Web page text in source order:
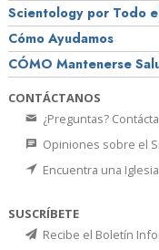
Scientology por Todo
Cómo Ayudamos
CÓMO Mantenerse
CONTÁCTANOS
¿Preguntas?
Opiniones sobre el
Encuentra una Iglesia
SUSCRÍBETE
Recibe el Boletín